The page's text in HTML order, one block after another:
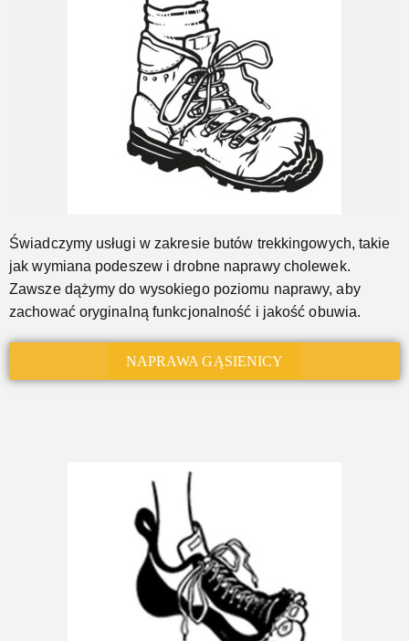
Jeszcze...
Świadczymy usługi w zakresie butów trekkingowych, takie
jak wymiana podeszew i drobne naprawy cholewek.
Zawsze dążymy do wysokiego poziomu naprawy, aby
zachować oryginalną funkcjonalność i jakość obuwia.
NAPRAWA GĄSIENICY